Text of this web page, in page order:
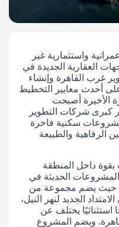
واستثمارية غير
العقارية الجديدة في
غرب القاهرة وإنشاء
أحدث معايير التخطيط
الأخيرة أصبحت
كبرى شركات التطوير
مشروعات سكنية فاخرة
الرفاهية والطبيعة
داخل المنطقة
الحديثة في
حيث يضم مجموعة من
الجديد لنهر النيل،
يختلف عن
ويضم المشروع